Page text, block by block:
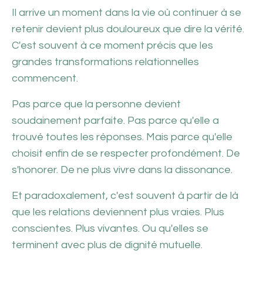
Il arrive un moment dans la vie où continuer à se
retenir devient plus douloureux que dire la vérité.
C'est souvent à ce moment précis que les
grandes transformations relationnelles
commencent.
Pas parce que la personne devient
soudainement parfaite. Pas parce qu'elle a
trouvé toutes les réponses. Mais parce qu'elle
choisit enfin de se respecter profondément. De
s'honorer. De ne plus vivre dans la dissonance.
Et paradoxalement, c'est souvent à partir de là
que les relations deviennent plus vraies. Plus
conscientes. Plus vivantes. Ou qu'elles se
terminent avec plus de dignité mutuelle.